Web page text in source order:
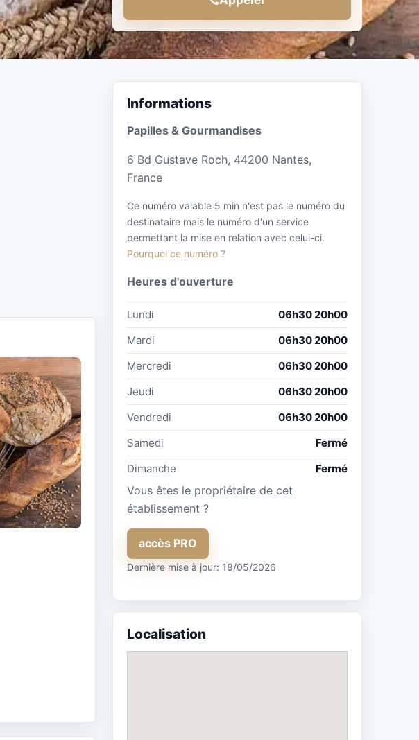
Informations
Papilles & Gourmandises
6 Bd Gustave Roch, 44200 Nantes,
France
Ce numéro valable 5 min n'est pas le numéro du
destinataire mais le numéro d'un service
permettant la mise en relation avec celui-ci.
Pourquoi ce numéro ?
Heures d'ouverture
Lundi
06h30 20h00
Mardi
06h30 20h00
Mercredi
06h30 20h00
Jeudi
06h30 20h00
Vendredi
06h30 20h00
Samedi
Fermé
Dimanche
Fermé
Vous êtes le propriétaire de cet
établissement ?
accès PRO
Dernière mise à jour: 18/05/2026
Localisation